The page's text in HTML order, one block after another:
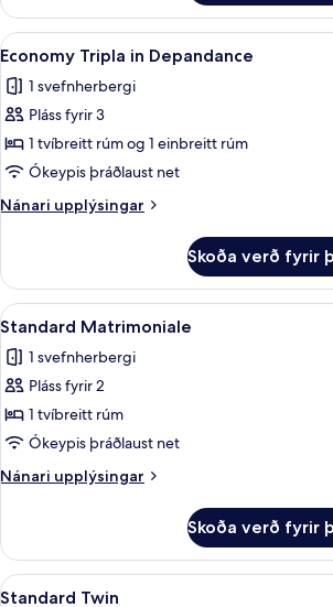
Twin
in
Depandance
Skoða
allar
myndir
fyrir
Economy
Tripla
in
Depandance
4
Economy Tripla in Depandance
1 svefnherbergi
Pláss fyrir 3
1 tvíbreitt rúm og 1 einbreitt rúm
Ókeypis þráðlaust net
Nánari upplýsingar
Nánari
Tripla
in
Depandance
Skoða verð fyrir
Skoða
allar
myndir
fyrir
Standard
Matrimoniale
Standard
11
Standard Matrimoniale
1 svefnherbergi
Pláss fyrir 2
1 tvíbreitt rúm
Ókeypis þráðlaust net
Nánari upplýsingar
Nánari
Matrimoniale
Skoða verð fyrir
Skoða
6
Standard Twin